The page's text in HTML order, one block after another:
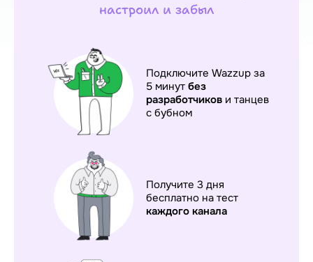
настроил и забыл
Подключите Wazzup за
5 минут без
разработчиков и танцев
с бубном
Получите 3 дня
бесплатно на тест
каждого канала